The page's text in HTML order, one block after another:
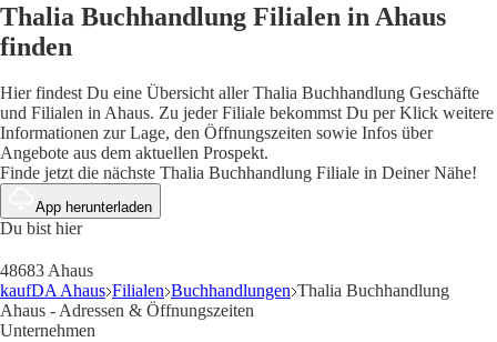
Thalia Buchhandlung Filialen in Ahaus
finden
Hier findest Du eine Übersicht aller Thalia Buchhandlung Geschäfte
und Filialen in Ahaus. Zu jeder Filiale bekommst Du per Klick weitere
Informationen zur Lage, den Öffnungszeiten sowie Infos über
Angebote aus dem aktuellen Prospekt.
Finde jetzt die nächste Thalia Buchhandlung Filiale in Deiner Nähe!
App herunterladen
Du bist hier
48683 Ahaus
kaufDA Ahaus Filialen Buchhandlungen Thalia Buchhandlung
Ahaus - Adressen & Öffnungszeiten
Unternehmen